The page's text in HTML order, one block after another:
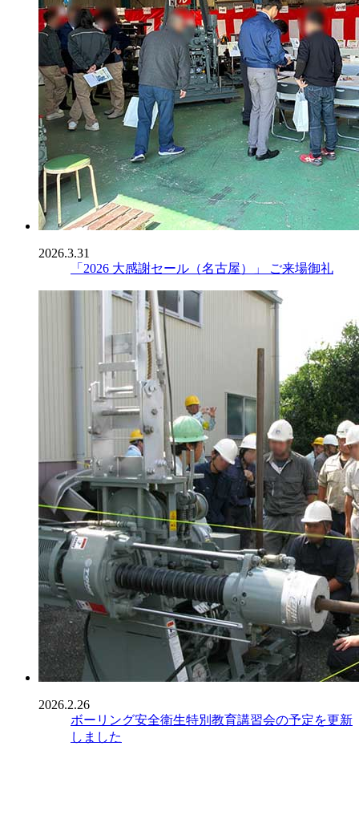
2026.3.31
「2026 大感謝セール（名古屋）」 ご来場御礼
2026.2.26
ボーリング安全衛生特別教育講習会の予定を更新
しました